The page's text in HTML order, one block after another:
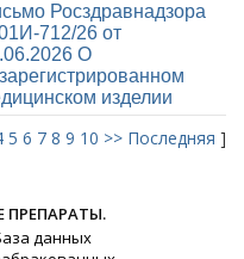
Росздравнадзора
712/26 от
О
изделии
5 6 7 8 9 10 >> Последняя ]
данных